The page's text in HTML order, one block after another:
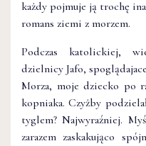
każdy pojmuje ją trochę
romans ziemi z morzem.
Podczas katolickiej,
dzielnicy Jafo,
Morza, moje dziecko po
kopniaka. Czyżby
tyglem? Najwyraźniej.
zarazem zaskakująco